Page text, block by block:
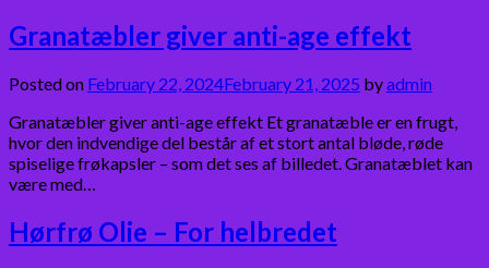
Granatæbler giver anti-age effekt
Posted on February 22, 2024February 21, 2025 byadmin
Granatæbler giver anti-age effekt Et granatæble er en frugt,
hvor den indvendige del består af et stort antal bløde, røde
spiselige frøkapsler – som det ses af billedet. Granatæblet kan
være med…
Hørfrø Olie – For helbredet